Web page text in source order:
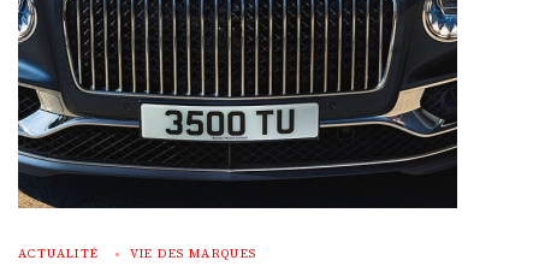
ACTUALITÉ VIE DES MARQUES